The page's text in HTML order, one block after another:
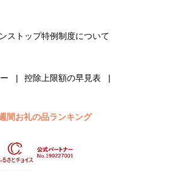
ストップ特例制度について
控除上限額の早見表
間お礼の品ランキング